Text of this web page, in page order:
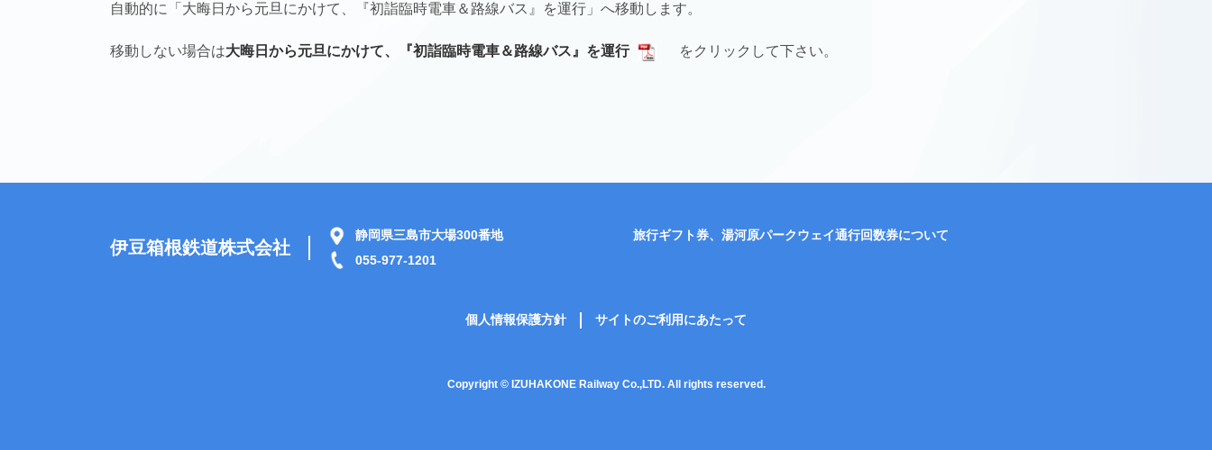
自動的に「大晦日から元旦にかけて、『初詣臨時電車＆路線バス』を運行」へ移動します。
移動しない場合は大晦日から元旦にかけて、『初詣臨時電車＆路線バス』を運行 をクリックして下さい。
伊豆箱根鉄道株式会社
静岡県三島市大場300番地
055-977-1201
旅行ギフト券、湯河原パークウェイ通行回数券について
個人情報保護方針 サイトのご利用にあたって
Copyright © IZUHAKONE Railway Co.,LTD. All rights reserved.